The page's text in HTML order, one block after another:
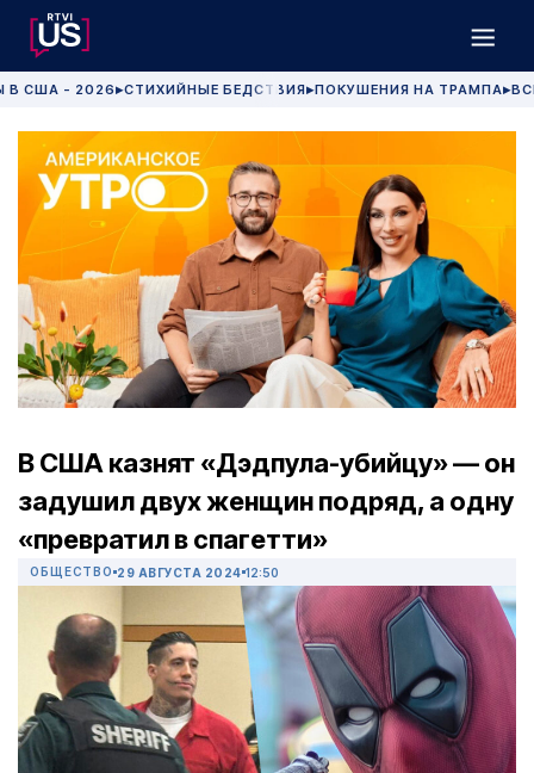
В США - 2026 ▶СТИХИЙНЫЕ БЕДСТВИЯ▶ПОКУШЕНИЯ НА ТРАМПА▶
В США казнят «Дэдпула-убийцу» — он
задушил двух женщин подряд, а одну
«превратил в спагетти»
ОБЩЕСТВО 29 АВГУСТА 2024 12:50